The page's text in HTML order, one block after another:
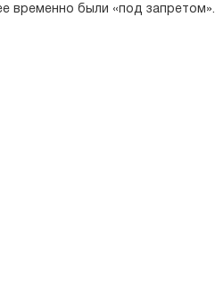
временно были «под запретом».